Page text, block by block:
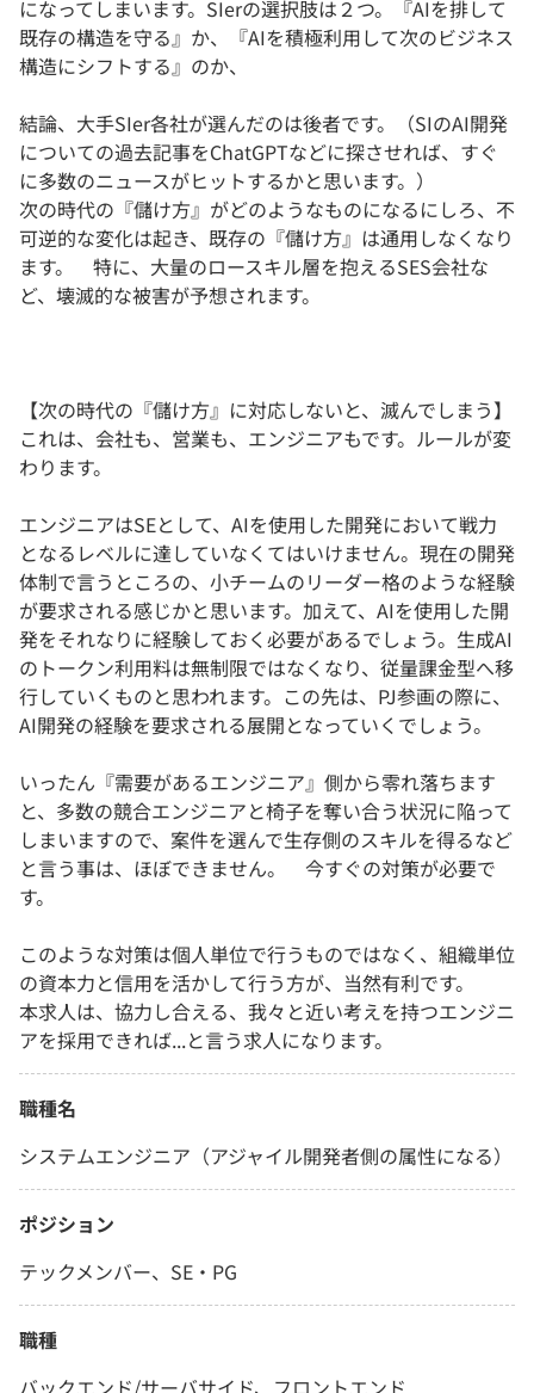
になってしまいます。SIerの選択肢は２つ。『AIを排して
既存の構造を守る』か、『AIを積極利用して次のビジネス
構造にシフトする』のか、
結論、大手SIer各社が選んだのは後者です。（SIのAI開発
についての過去記事をChatGPTなどに探させれば、すぐ
に多数のニュースがヒットするかと思います。）
次の時代の『儲け方』がどのようなものになるにしろ、不
可逆的な変化は起き、既存の『儲け方』は通用しなくなり
ます。 特に、大量のロースキル層を抱えるSES会社な
ど、壊滅的な被害が予想されます。
【次の時代の『儲け方』に対応しないと、滅んでしまう】
これは、会社も、営業も、エンジニアもです。ルールが変
わります。
エンジニアはSEとして、AIを使用した開発において戦力
となるレベルに達していなくてはいけません。現在の開発
体制で言うところの、小チームのリーダー格のような経験
が要求される感じかと思います。加えて、AIを使用した開
発をそれなりに経験しておく必要があるでしょう。生成AI
のトークン利用料は無制限ではなくなり、従量課金型へ移
行していくものと思われます。この先は、PJ参画の際に、
AI開発の経験を要求される展開となっていくでしょう。
いったん『需要があるエンジニア』側から零れ落ちます
と、多数の競合エンジニアと椅子を奪い合う状況に陥って
しまいますので、案件を選んで生存側のスキルを得るなど
と言う事は、ほぼできません。 今すぐの対策が必要で
す。
このような対策は個人単位で行うものではなく、組織単位
の資本力と信用を活かして行う方が、当然有利です。
本求人は、協力し合える、我々と近い考えを持つエンジニ
アを採用できれば...と言う求人になります。
職種名
システムエンジニア（アジャイル開発者側の属性になる）
ポジション
テックメンバー、SE・PG
職種